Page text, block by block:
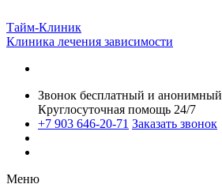
Тайм-Клиник
Клиника лечения зависимости
Звонок бесплатный и анонимный
Круглосуточная помощь 24/7
+7 903 646-20-71 Заказать звонок
Меню